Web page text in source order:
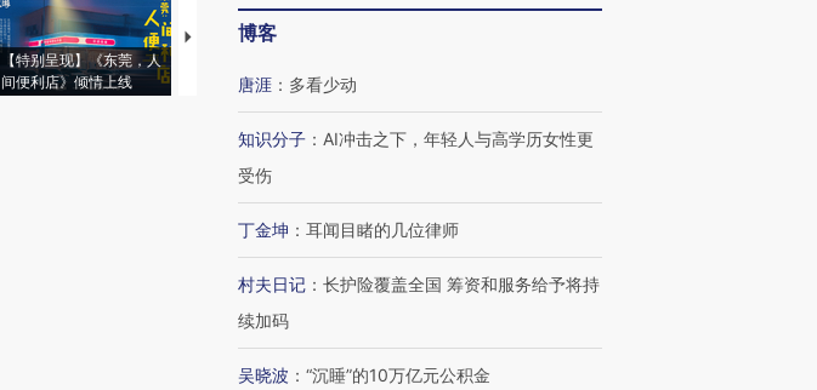
【特别呈现】《东莞，人
间便利店》倾情上线
【推广】走进第四届链博
博客
唐涯 ： 多看少动
知识分子 ： AI冲击之下，年轻人与高学历女性更
受伤
丁金坤 ： 耳闻目睹的几位律师
村夫日记 ： 长护险覆盖全国 筹资和服务给予将持
续加码
吴晓波 ： “沉睡”的10万亿元公积金